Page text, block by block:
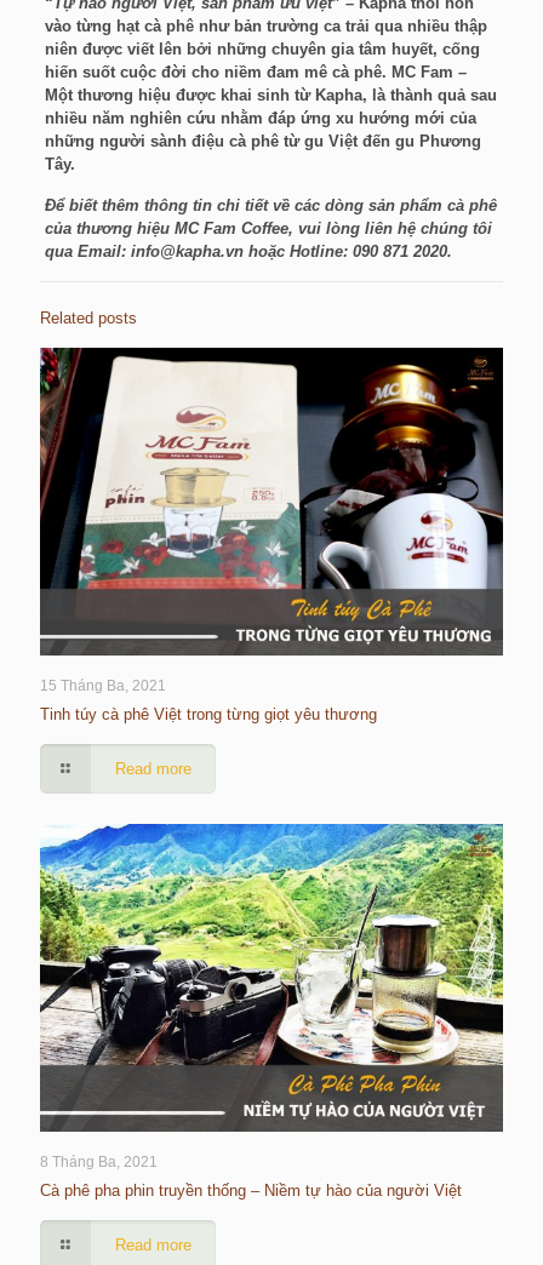
vào từng hạt cà phê như bản trường ca trải qua nhiều thập
niên được viết lên bởi những chuyên gia tâm huyết, cống
hiến suốt cuộc đời cho niềm đam mê cà phê. MC Fam –
Một thương hiệu được khai sinh từ Kapha, là thành quả sau
nhiều năm nghiên cứu nhằm đáp ứng xu hướng mới của
những người sành điệu cà phê từ gu Việt đến gu Phương
Tây.
Để biết thêm thông tin chi tiết về các dòng sản phẩm cà phê
của thương hiệu MC Fam Coffee, vui lòng liên hệ chúng tôi
qua Email: info@kapha.vn hoặc Hotline: 090 871 2020.
Related posts
15 Tháng Ba, 2021
Tinh túy cà phê Việt trong từng giọt yêu thương
Read more
8 Tháng Ba, 2021
Cà phê pha phin truyền thống – Niềm tự hào của người Việt
Read more